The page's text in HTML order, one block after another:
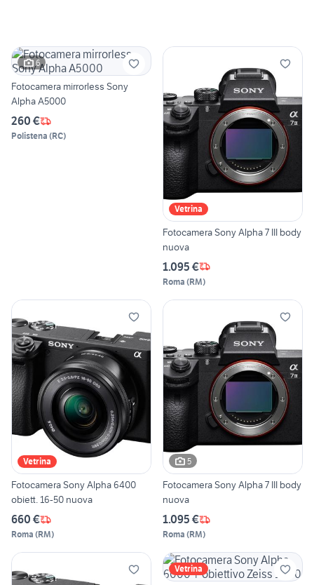
6
Fotocamera mirrorless Sony
Alpha A5000
260 €
Polistena (RC)
Vetrina
Fotocamera Sony Alpha 7 III body
nuova
1.095 €
Roma (RM)
Vetrina
Fotocamera Sony Alpha 6400
obiett. 16-50 nuova
660 €
Roma (RM)
5
Fotocamera Sony Alpha 7 III body
nuova
1.095 €
Roma (RM)
Vetrina